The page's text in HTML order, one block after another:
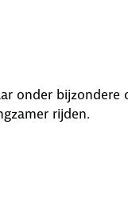
onder bijzondere
rijden.